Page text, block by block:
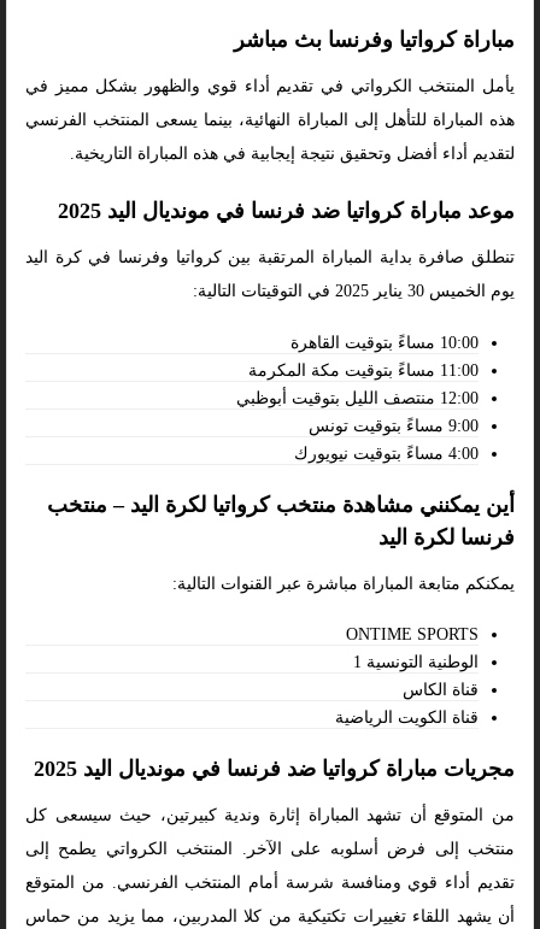
مباراة كرواتيا وفرنسا بث مباشر
يأمل المنتخب الكرواتي في تقديم أداء قوي والظهور بشكل مميز في
هذه المباراة للتأهل إلى المباراة النهائية، بينما يسعى المنتخب الفرنسي
لتقديم أداء أفضل وتحقيق نتيجة إيجابية في هذه المباراة التاريخية.
موعد مباراة كرواتيا ضد فرنسا في مونديال اليد 2025
تنطلق صافرة بداية المباراة المرتقبة بين كرواتيا وفرنسا في كرة اليد
يوم الخميس 30 يناير 2025 في التوقيتات التالية:
10:00 مساءً بتوقيت القاهرة
11:00 مساءً بتوقيت مكة المكرمة
12:00 منتصف الليل بتوقيت أبوظبي
9:00 مساءً بتوقيت تونس
4:00 مساءً بتوقيت نيويورك
أين يمكنني مشاهدة منتخب كرواتيا لكرة اليد – منتخب
فرنسا لكرة اليد
يمكنكم متابعة المباراة مباشرة عبر القنوات التالية:
ONTIME SPORTS
الوطنية التونسية 1
قناة الكاس
قناة الكويت الرياضية
مجريات مباراة كرواتيا ضد فرنسا في مونديال اليد 2025
من المتوقع أن تشهد المباراة إثارة وندية كبيرتين، حيث سيسعى كل
منتخب إلى فرض أسلوبه على الآخر. المنتخب الكرواتي يطمح إلى
تقديم أداء قوي ومنافسة شرسة أمام المنتخب الفرنسي. من المتوقع
أن يشهد اللقاء تغييرات تكتيكية من كلا المدربين، مما يزيد من حماس